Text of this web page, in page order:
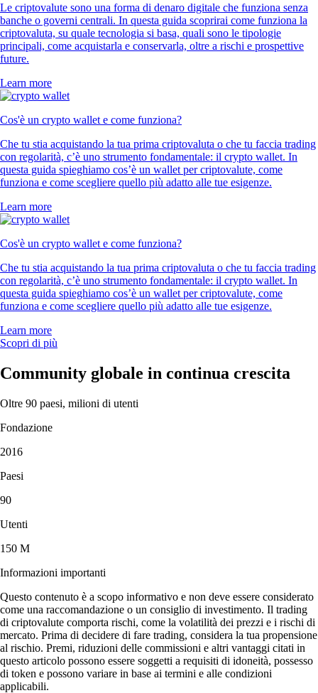
Le criptovalute sono una forma di denaro digitale che funziona senza
banche o governi centrali. In questa guida scoprirai come funziona la
criptovaluta, su quale tecnologia si basa, quali sono le tipologie
principali, come acquistarla e conservarla, oltre a rischi e prospettive
future.
Learn more
Cos'è un crypto wallet e come funziona?
Che tu stia acquistando la tua prima criptovaluta o che tu faccia trading
con regolarità, c’è uno strumento fondamentale: il crypto wallet. In
questa guida spieghiamo cos’è un wallet per criptovalute, come
funziona e come scegliere quello più adatto alle tue esigenze.
Learn more
Cos'è un crypto wallet e come funziona?
Che tu stia acquistando la tua prima criptovaluta o che tu faccia trading
con regolarità, c’è uno strumento fondamentale: il crypto wallet. In
questa guida spieghiamo cos’è un wallet per criptovalute, come
funziona e come scegliere quello più adatto alle tue esigenze.
Learn more
Scopri di più
Community globale in continua crescita
Oltre 90 paesi, milioni di utenti
Fondazione
2016
Paesi
90
Utenti
150 M
Informazioni importanti
Questo contenuto è a scopo informativo e non deve essere considerato
come una raccomandazione o un consiglio di investimento. Il trading
di criptovalute comporta rischi, come la volatilità dei prezzi e i rischi di
mercato. Prima di decidere di fare trading, considera la tua propensione
al rischio. Premi, riduzioni delle commissioni e altri vantaggi citati in
questo articolo possono essere soggetti a requisiti di idoneità, possesso
di token e possono variare in base ai termini e alle condizioni
applicabili.